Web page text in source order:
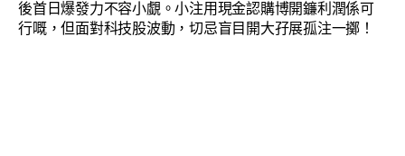
後首日爆發力不容小覷。小注用現金認購博開鐮利潤係可
行嘅，但面對科技股波動，切忌盲目開大孖展孤注一擲！